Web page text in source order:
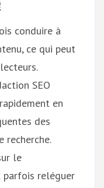
conduire à
ce qui peut
SEO
en
des
recherche.
le
reléguer